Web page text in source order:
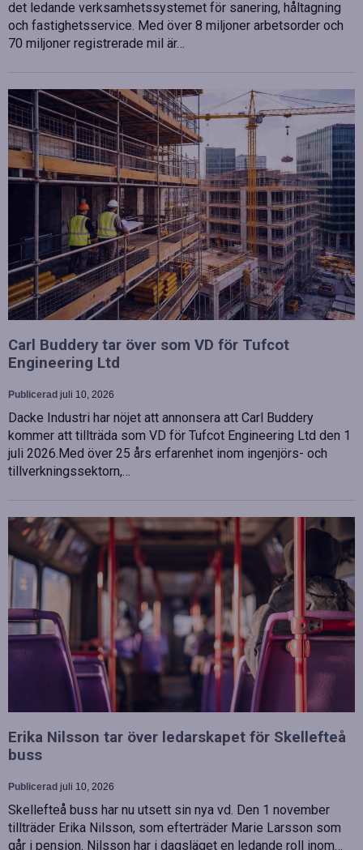
det ledande verksamhetssystemet för sanering, håltagning
och fastighetsservice. Med över 8 miljoner arbetsorder och
70 miljoner registrerade mil är…
Carl Buddery tar över som VD för Tufcot
Engineering Ltd
Publicerad juli 10, 2026
Dacke Industri har nöjet att annonsera att Carl Buddery
kommer att tillträda som VD för Tufcot Engineering Ltd den 1
juli 2026.Med över 25 års erfarenhet inom ingenjörs- och
tillverkningssektorn,…
Erika Nilsson tar över ledarskapet för Skellefteå
buss
Publicerad juli 10, 2026
Skellefteå buss har nu utsett sin nya vd. Den 1 november
tillträder Erika Nilsson, som efterträder Marie Larsson som
går i pension. Nilsson har i dagsläget en ledande roll inom…